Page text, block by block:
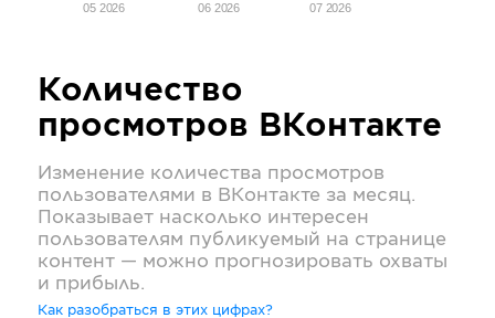
05 2026 06 2026 07 2026
Количество
просмотров ВКонтакте
Изменение количества просмотров
пользователями в ВКонтакте за месяц.
Показывает насколько интересен
пользователям публикуемый на странице
контент — можно прогнозировать охваты
и прибыль.
Как разобраться в этих цифрах?